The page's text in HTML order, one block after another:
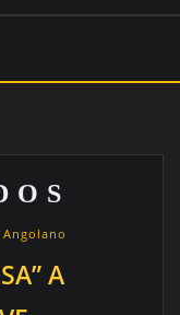
O S
A